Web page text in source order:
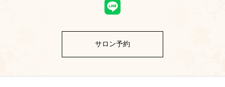
サロン予約